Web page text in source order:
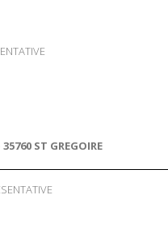
ST GREGOIRE